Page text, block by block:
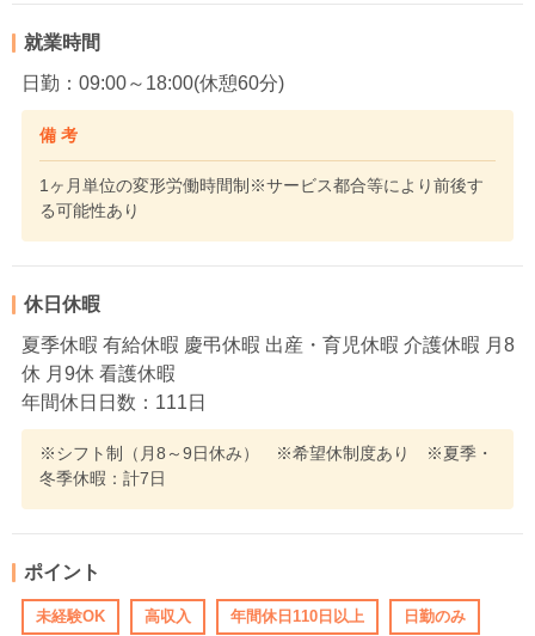
就業時間
日勤：09:00～18:00(休憩60分)
備 考
1ヶ月単位の変形労働時間制※サービス都合等により前後す
る可能性あり
休日休暇
夏季休暇 有給休暇 慶弔休暇 出産・育児休暇 介護休暇 月8
休 月9休 看護休暇
年間休日日数：111日
※シフト制（月8～9日休み） ※希望休制度あり ※夏季・
冬季休暇：計7日
ポイント
未経験OK 高収入 年間休日110日以上 日勤のみ